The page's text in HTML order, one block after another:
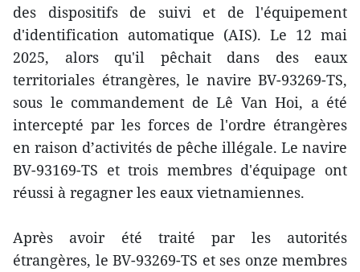
des dispositifs de suivi et de l'équipement
d'identification automatique (AIS). Le 12 mai
2025, alors qu'il pêchait dans des eaux
territoriales étrangères, le navire BV-93269-TS,
sous le commandement de Lê Van Hoi, a été
intercepté par les forces de l'ordre étrangères
en raison d’activités de pêche illégale. Le navire
BV-93169-TS et trois membres d'équipage ont
réussi à regagner les eaux vietnamiennes.
Après avoir été traité par les autorités
étrangères, le BV-93269-TS et ses onze membres